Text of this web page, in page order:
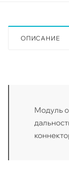
ОПИСАНИЕ
Модуль